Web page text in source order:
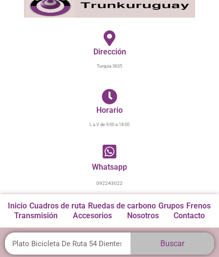
Dirección
Turquia 3635
Horario
L a V de 9:00 a 18:00
Whatsapp
092243022
Inicio Cuadros de ruta Ruedas de carbono Grupos Frenos
Transmisión
Accesorios Nosotros Contacto
Buscar
Buscar